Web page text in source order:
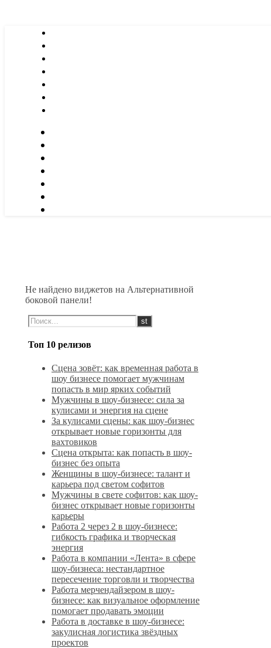
Не найдено виджетов на Альтернативной
боковой панели!
Топ 10 релизов
Сцена зовёт: как временная работа в
шоу бизнесе помогает мужчинам
попасть в мир ярких событий
Мужчины в шоу-бизнесе: сила за
кулисами и энергия на сцене
За кулисами сцены: как шоу-бизнес
открывает новые горизонты для
вахтовиков
Сцена открыта: как попасть в шоу-
бизнес без опыта
Женщины в шоу-бизнесе: талант и
карьера под светом софитов
Мужчины в свете софитов: как шоу-
бизнес открывает новые горизонты
карьеры
Работа 2 через 2 в шоу-бизнесе:
гибкость графика и творческая
энергия
Работа в компании «Лента» в сфере
шоу-бизнеса: нестандартное
пересечение торговли и творчества
Работа мерчендайзером в шоу-
бизнесе: как визуальное оформление
помогает продавать эмоции
Работа в доставке в шоу-бизнесе:
закулисная логистика звёздных
проектов